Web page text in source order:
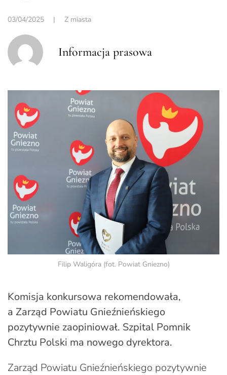
03/04/2025 | Z miasta
Informacja prasowa
Filip Waligóra (fot. Powiat Gniezno)
Komisja konkursowa rekomendowała,
a Zarząd Powiatu Gnieźnieńskiego
pozytywnie zaopiniował. Szpital Pomnik
Chrztu Polski ma nowego dyrektora.
Zarząd Powiatu Gnieźnieńskiego pozytywnie